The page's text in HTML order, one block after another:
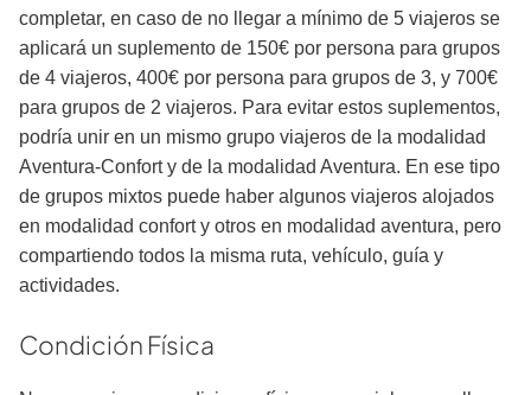
completar, en caso de no llegar a mínimo de 5 viajeros se
aplicará un suplemento de 150€ por persona para grupos
de 4 viajeros, 400€ por persona para grupos de 3, y 700€
para grupos de 2 viajeros. Para evitar estos suplementos,
podría unir en un mismo grupo viajeros de la modalidad
Aventura-Confort y de la modalidad Aventura. En ese tipo
de grupos mixtos puede haber algunos viajeros alojados
en modalidad confort y otros en modalidad aventura, pero
compartiendo todos la misma ruta, vehículo, guía y
actividades.
Condición Física